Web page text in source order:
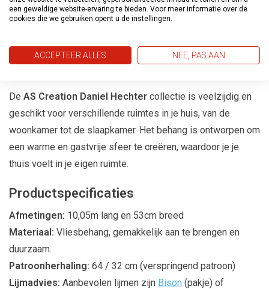
uitnodigende omgeving. Laat je inspireren door de
collectie biedt.
De AS Creation Daniel Hechter collectie is veelzijdig en
geschikt voor verschillende ruimtes in je huis, van de
woonkamer tot de slaapkamer. Het behang is ontworpen om
een warme en gastvrije sfeer te creëren, waardoor je je
thuis voelt in je eigen ruimte.
Productspecificaties
Afmetingen: 10,05m lang en 53cm breed
Materiaal: Vliesbehang, gemakkelijk aan te brengen en
duurzaam.
Patroonherhaling: 64 / 32 cm (verspringend patroon)
Lijmadvies: Aanbevolen lijmen zijn Bison (pakje) of
een geweldige website-ervaring te bieden. Voor meer informatie over de
cookies die we gebruiken opent u de instellingen.
ACCEPTEER ALLES NEE, PAS AAN